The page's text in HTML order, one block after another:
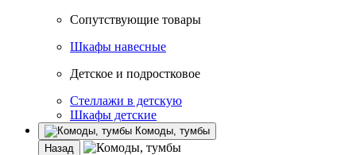
Сопутствующие товары
Шкафы навесные
Детское и подростковое
Стеллажи в детскую
Шкафы детские
Комоды, тумбы
Назад